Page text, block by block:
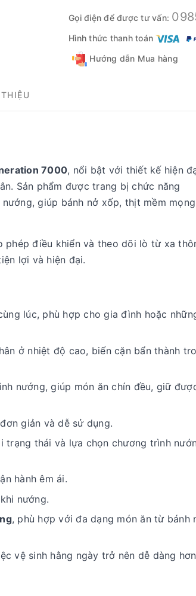
Gọi điện để được tư vấn:
Hình thức thanh toán
Hướng dẫn Mua hàng
7000, nổi bật với thiết kế hiện
Sản phẩm được trang bị chức năng
giúp bánh nở xốp, thịt mềm
phép điều khiển và theo dõi lò từ xa
lợi và hiện đại.
lúc, phù hợp cho gia đình hoặc
ở nhiệt độ cao, biến cặn bẩn thành
nướng, giúp món ăn chín đều, giữ
giản và dễ sử dụng.
trạng thái và lựa chọn chương trình
hành êm ái.
nướng.
, phù hợp với đa dạng món ăn từ bánh
vệ sinh hằng ngày trở nên dễ dàng